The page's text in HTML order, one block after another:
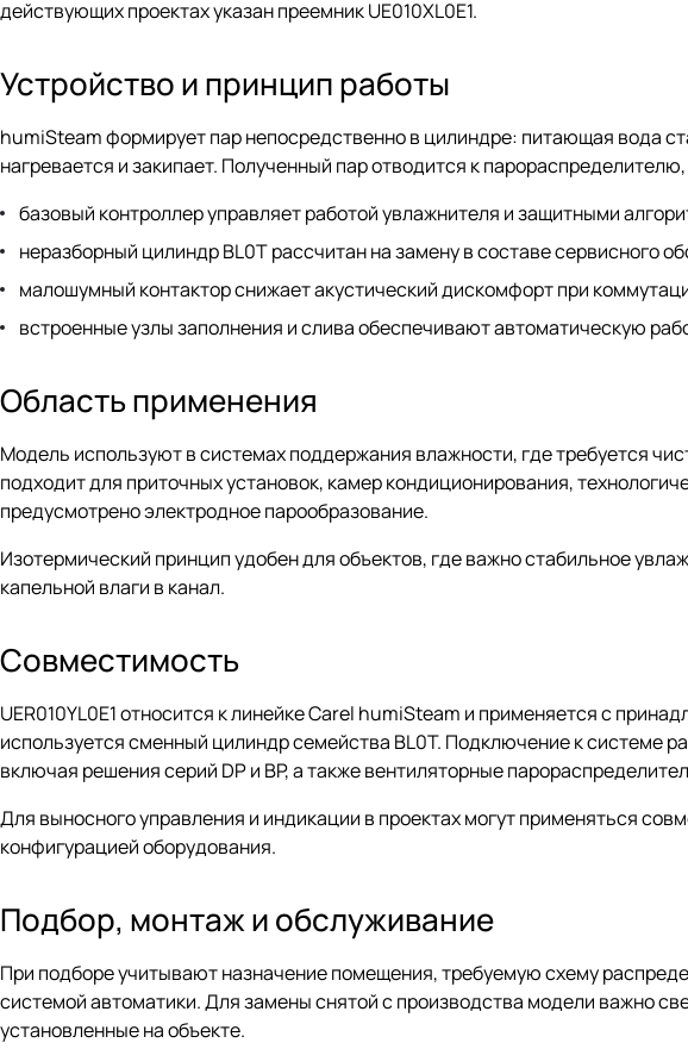
действующих проектах указан преемник UE010XL0E1.
Устройство и принцип работы
humiSteam формирует пар непосредственно в цилиндре: питающая вода
нагревается и закипает. Полученный пар отводится к
базовый контроллер управляет работой увлажнителя и защитными
неразборный цилиндр BL0T рассчитан на замену в составе сервисного
малошумный контактор снижает акустический дискомфорт при
встроенные узлы заполнения и слива обеспечивают автоматическую
Область применения
Модель используют в системах поддержания влажности, где требуется
подходит для приточных установок, камер кондиционирования,
предусмотрено электродное парообразование.
Изотермический принцип удобен для объектов, где важно стабильное
капельной влаги в канал.
Совместимость
UER010YL0E1 относится к линейке Carel humiSteam и применяется с
используется сменный цилиндр семейства BL0T. Подключение к системе
включая решения серий DP и BP, а также вентиляторные
Для выносного управления и индикации в проектах могут применяться
конфигурацией оборудования.
Подбор, монтаж и обслуживание
При подборе учитывают назначение помещения, требуемую схему
системой автоматики. Для замены снятой с производства модели важно
установленные на объекте.